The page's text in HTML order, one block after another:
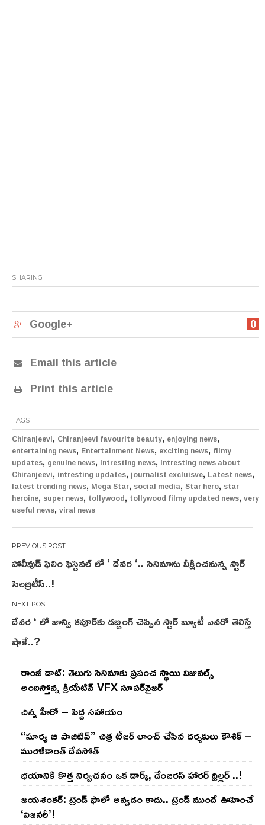
SHARING
0
Google+
Email this article
Print this article
TAGS
Chiranjeevi, Chiranjeevi favourite beauty, enjoying news,
entertaining news, Entertainment News, exciting news, filmy
updates, genuine news, intresting news, intresting news about
Chiranjeevi, intresting updates, journalist excluisve, Latest news,
latest trending news, Mega Star, social media, Star hero, star
heroine, super news, tollywood, tollywood filmy updated news, very
useful news, viral news
Post
navigation
హాలీవుడ్ ఫిలిం ఫెస్టివల్ లో ‘ దేవర ‘.. సినిమాను వీక్షించనున్న స్టార్
సెలబ్రిటీస్..!
దేవర ‘ లో జాన్వి కపూర్‌కు డబ్బింగ్ చెప్పిన స్టార్ బ్యూటీ ఎవరో తెలిస్తే
షాకే..?
రాంజీ డాట్: తెలుగు సినిమాకు ప్రపంచ స్థాయి విజువల్స్
అందిస్తోన్న క్రియేటివ్ VFX సూపర్‌వైజర్
చిన్న హీరో – పెద్ద సహాయం
“సూర్య బి పాజిటివ్” చిత్ర టీజర్ లాంచ్ చేసిన‌ దర్శకులు కౌశిక్ –
మురళీకాంత్ దేవసోత్
భయానికి కొత్త నిర్వచనం ఒక డార్క్, డేంజరస్ హారర్ థ్రిల్లర్ ..!
జయశంకర్: ట్రెండ్‌ ఫాలో అవ్వడం కాదు.. ట్రెండ్‌ ముందే ఊహించే
‘విజనరీ’!